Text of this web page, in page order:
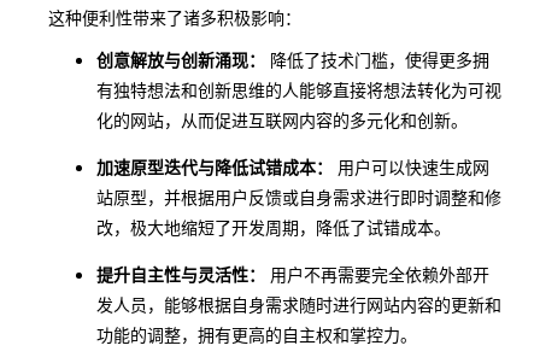
这种便利性带来了诸多积极影响：
创意解放与创新涌现：
降低了技术门槛，使得更多拥
有独特想法和创新思维的人能够直接将想法转化为可视
化的网站，从而促进互联网内容的多元化和创新。
加速原型迭代与降低试错成本：
用户可以快速生成网
站原型，并根据用户反馈或自身需求进行即时调整和修
改，极大地缩短了开发周期，降低了试错成本。
提升自主性与灵活性：
用户不再需要完全依赖外部开
发人员，能够根据自身需求随时进行网站内容的更新和
功能的调整，拥有更高的自主权和掌控力。